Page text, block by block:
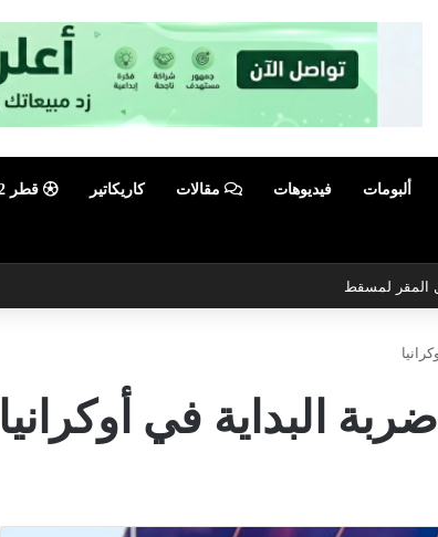
ألبومات فيديوهات مقالات كاريكاتير قطر 2022
المقر لمسقط
البداية في أوكرانيا